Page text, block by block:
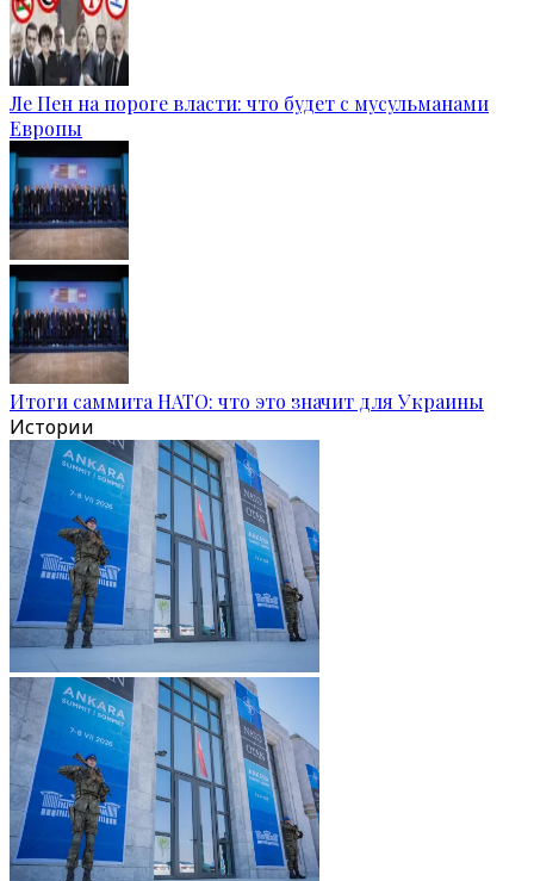
Ле Пен на пороге власти: что будет с мусульманами
Европы
Итоги саммита НАТО: что это значит для Украины
Истории